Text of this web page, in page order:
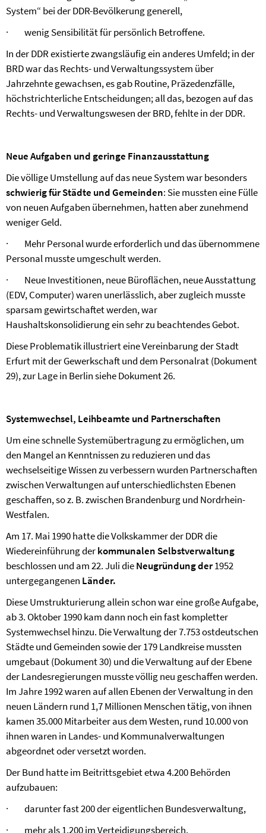
System“ bei der DDR-Bevölkerung generell,
·
wenig Sensibilität für persönlich Betroffene.
In der DDR existierte zwangsläufig ein anderes Umfeld; in der
BRD war das Rechts- und Verwaltungssystem über
Jahrzehnte gewachsen, es gab Routine, Präzedenzfälle,
höchstrichterliche Entscheidungen; all das, bezogen auf das
Rechts- und Verwaltungswesen der BRD, fehlte in der DDR.
Neue Aufgaben und geringe Finanzausstattung
Die völlige Umstellung auf das neue System war besonders
schwierig für Städte und Gemeinden: Sie mussten eine Fülle
von neuen Aufgaben übernehmen, hatten aber zunehmend
weniger Geld.
·
Mehr Personal wurde erforderlich und das übernommene
Personal musste umgeschult werden.
·
Neue Investitionen, neue Büroflächen, neue Ausstattung
(EDV, Computer) waren unerlässlich, aber zugleich musste
sparsam gewirtschaftet werden, war
Haushaltskonsolidierung ein sehr zu beachtendes Gebot.
Diese Problematik illustriert eine Vereinbarung der Stadt
Erfurt mit der Gewerkschaft und dem Personalrat (Dokument
29), zur Lage in Berlin siehe Dokument 26.
Systemwechsel, Leihbeamte und Partnerschaften
Um eine schnelle Systemübertragung zu ermöglichen, um
den Mangel an Kenntnissen zu reduzieren und das
wechselseitige Wissen zu verbessern wurden Partnerschaften
zwischen Verwaltungen auf unterschiedlichsten Ebenen
geschaffen, so z. B. zwischen Brandenburg und Nordrhein-
Westfalen.
Am 17. Mai 1990 hatte die Volkskammer der DDR die
Wiedereinführung derkommunalen Selbstverwaltung
beschlossen und am 22. Juli dieNeugründung der1952
untergegangenen Länder.
Diese Umstrukturierung allein schon war eine große Aufgabe,
ab 3. Oktober 1990 kam dann noch ein fast kompletter
Systemwechsel hinzu. Die Verwaltung der 7.753 ostdeutschen
Städte und Gemeinden sowie der 179 Landkreise mussten
umgebaut (Dokument 30) und die Verwaltung auf der Ebene
der Landesregierungen musste völlig neu geschaffen werden.
Im Jahre 1992 waren auf allen Ebenen der Verwaltung in den
neuen Ländern rund 1,7 Millionen Menschen tätig, von ihnen
kamen 35.000 Mitarbeiter aus dem Westen, rund 10.000 von
ihnen waren in Landes- und Kommunalverwaltungen
abgeordnet oder versetzt worden.
Der Bund hatte im Beitrittsgebiet etwa 4.200 Behörden
aufzubauen:
·
darunter fast 200 der eigentlichen Bundesverwaltung,
·
mehr als 1.200 im Verteidigungsbereich,